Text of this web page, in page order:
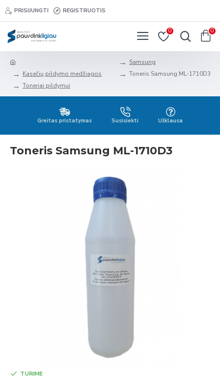
PRISIJUNGTI REGISTRUOTIS
0 0
Kasečių pildymo medžiagos
Toneriai pildymui
Samsung
Toneris Samsung ML-1710D3
Greitas pristatymas Susisiekti Užklausa
Toneris Samsung ML-1710D3
TURIME